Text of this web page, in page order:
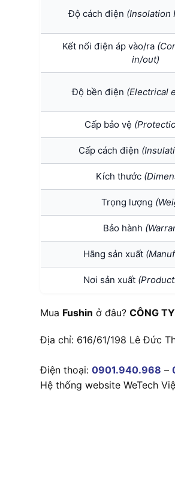
Độ cách điện (Insolation
Kết nối điện áp vào/ra
in/out)
Độ bền điện (Electrical
Cấp bảo vệ
Cấp cách điện (I
Kích thước
Trọng lượng
Bảo hành
Hãng sản xuất
Nơi sản xuất
Mua Fushin ở đâu? CÔNG
Địa chỉ: 616/61/198 Lê Đức
Điện thoại: 0901.940.968 –
Hệ thống website WeTech